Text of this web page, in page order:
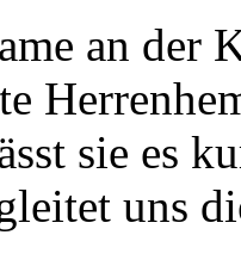
an der
sie es
uns